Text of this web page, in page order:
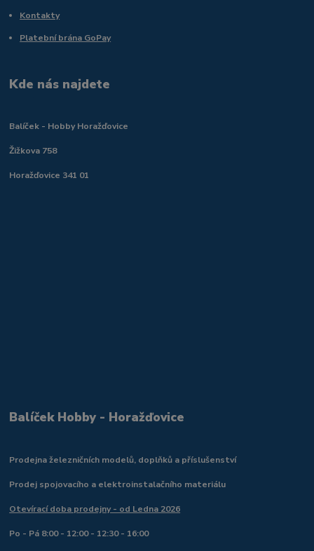
Kontakty
Platební brána GoPay
Kde nás najdete
Balíček - Hobby Horažďovice
Žižkova 758
Horažďovice 341 01
Balíček Hobby - Horažďovice
Prodejna železničních modelů, doplňků a příslušenství
Prodej spojovacího a elektroinstalačního materiálu
Otevírací doba prodejny - od Ledna 2026
Po - Pá 8:00 - 12:00 - 12:30 - 16:00